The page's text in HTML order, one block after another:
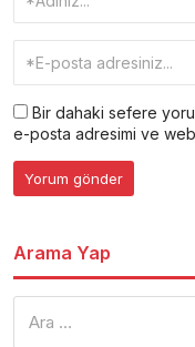
Bir dahaki sefere
e-posta adresimi ve
Arama Yap